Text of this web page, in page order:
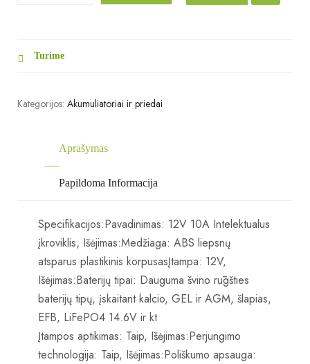
Turime
Kategorijos: Akumuliatoriai ir priedai
Aprašymas
Papildoma Informacija
Specifikacijos:Pavadinimas: 12V 10A Intelektualus
įkroviklis, Išėjimas:Medžiaga: ABS liepsnų
atsparus plastikinis korpusasĮtampa: 12V,
Išėjimas:Baterijų tipai: Dauguma švino rūgšties
baterijų tipų, įskaitant kalcio, GEL ir AGM, šlapias,
EFB, LiFePO4 14.6V ir kt
Įtampos aptikimas: Taip, Išėjimas:Perjungimo
technologija: Taip, Išėjimas:Poliškumo apsauga: